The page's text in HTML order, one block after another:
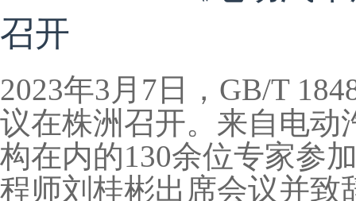
召开
2023年3月7日，GB/T
议在株洲召开。来自电动
构在内的130余位专家参
程师刘桂彬出席会议并致